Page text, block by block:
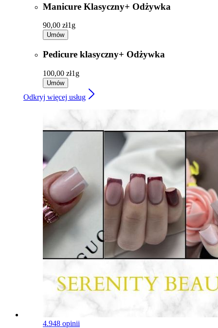
Manicure Klasyczny+ Odżywka
90,00 zł1g
Umów
Pedicure klasyczny+ Odżywka
100,00 zł1g
Umów
Odkryj więcej usług
4.948 opinii